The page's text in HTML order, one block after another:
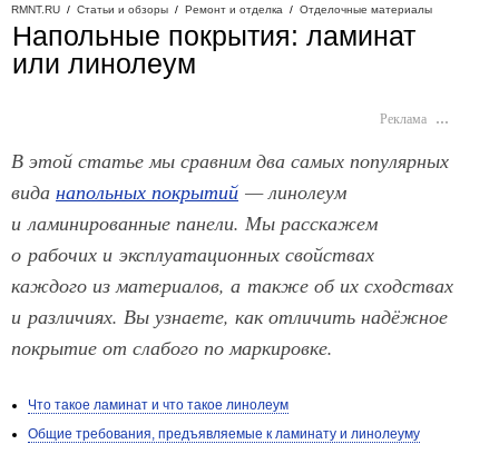
RMNT.RU / Статьи и обзоры / Ремонт и отделка / Отделочные материалы
Напольные покрытия: ламинат
или линолеум
Реклама …
В этой статье мы сравним два самых популярных
вида напольных покрытий — линолеум
и ламинированные панели. Мы расскажем
о рабочих и эксплуатационных свойствах
каждого из материалов, а также об их сходствах
и различиях. Вы узнаете, как отличить надёжное
покрытие от слабого по маркировке.
Что такое ламинат и что такое линолеум
Общие требования, предъявляемые к ламинату и линолеуму